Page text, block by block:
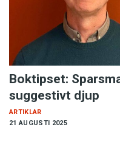
Boktipset:
suggestivt djup
21 AUGUSTI 2025
ARTIKLAR